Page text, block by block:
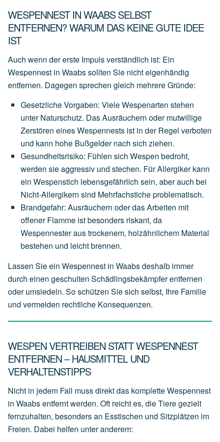
WESPENNEST IN WAABS SELBST
ENTFERNEN? WARUM DAS KEINE GUTE IDEE
IST
Auch wenn der erste Impuls verständlich ist: Ein
Wespennest in Waabs sollten Sie nicht eigenhändig
entfernen. Dagegen sprechen gleich mehrere Gründe:
Gesetzliche Vorgaben: VieleWespenarten stehen
unter Naturschutz. DasAusräuchern oder mutwillige
Zerstören einesWespennests ist in der Regel verboten
und kann hohe Bußgelder nach sich ziehen.
Gesundheitsrisiko: Fühlen sich Wespen bedroht,
werden sieaggressiv und stechen. FürAllergiker kann
ein Wespenstich lebensgefährlich sein, aberauch bei
Nicht-Allergikern sind Mehrfachsticheproblematisch.
Brandgefahr: Ausräuchern oderdasArbeiten mit
offener Flamme istbesonders riskant, da
Wespennesteraustrockenem, holzähnlichem Material
bestehen und leichtbrennen.
Lassen Sie ein Wespennest in Waabs deshalb immer
durch einen geschulten Schädlingsbekämpfer entfernen
oder umsiedeln. So schützen Sie sich selbst, Ihre Familie
und vermeiden rechtliche Konsequenzen.
WESPEN VERTREIBEN STATT WESPENNEST
ENTFERNEN – HAUSMITTEL UND
VERHALTENSTIPPS
Nicht in jedem Fall muss direkt das komplette Wespennest
in Waabs entfernt werden. Oft reicht es, die Tiere gezielt
fernzuhalten, besonders an Esstischen und Sitzplätzen im
Freien. Dabei helfen unter anderem: